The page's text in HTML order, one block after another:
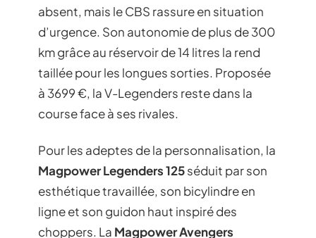
absent, mais le CBS rassure en situation
d’urgence. Son autonomie de plus de 300
km grâce au réservoir de 14 litres la rend
taillée pour les longues sorties. Proposée
à 3699 €, la V-Legenders reste dans la
course face à ses rivales.
Pour les adeptes de la personnalisation, la
Magpower Legenders 125séduit par son
esthétique travaillée, son bicylindre en
ligne et son guidon haut inspiré des
choppers. La Magpower Avengers